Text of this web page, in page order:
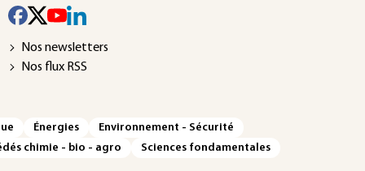
Nos newsletters
Nos flux RSS
Énergies
Environnement - Sécurité
chimie - bio - agro
Sciences fondamentales